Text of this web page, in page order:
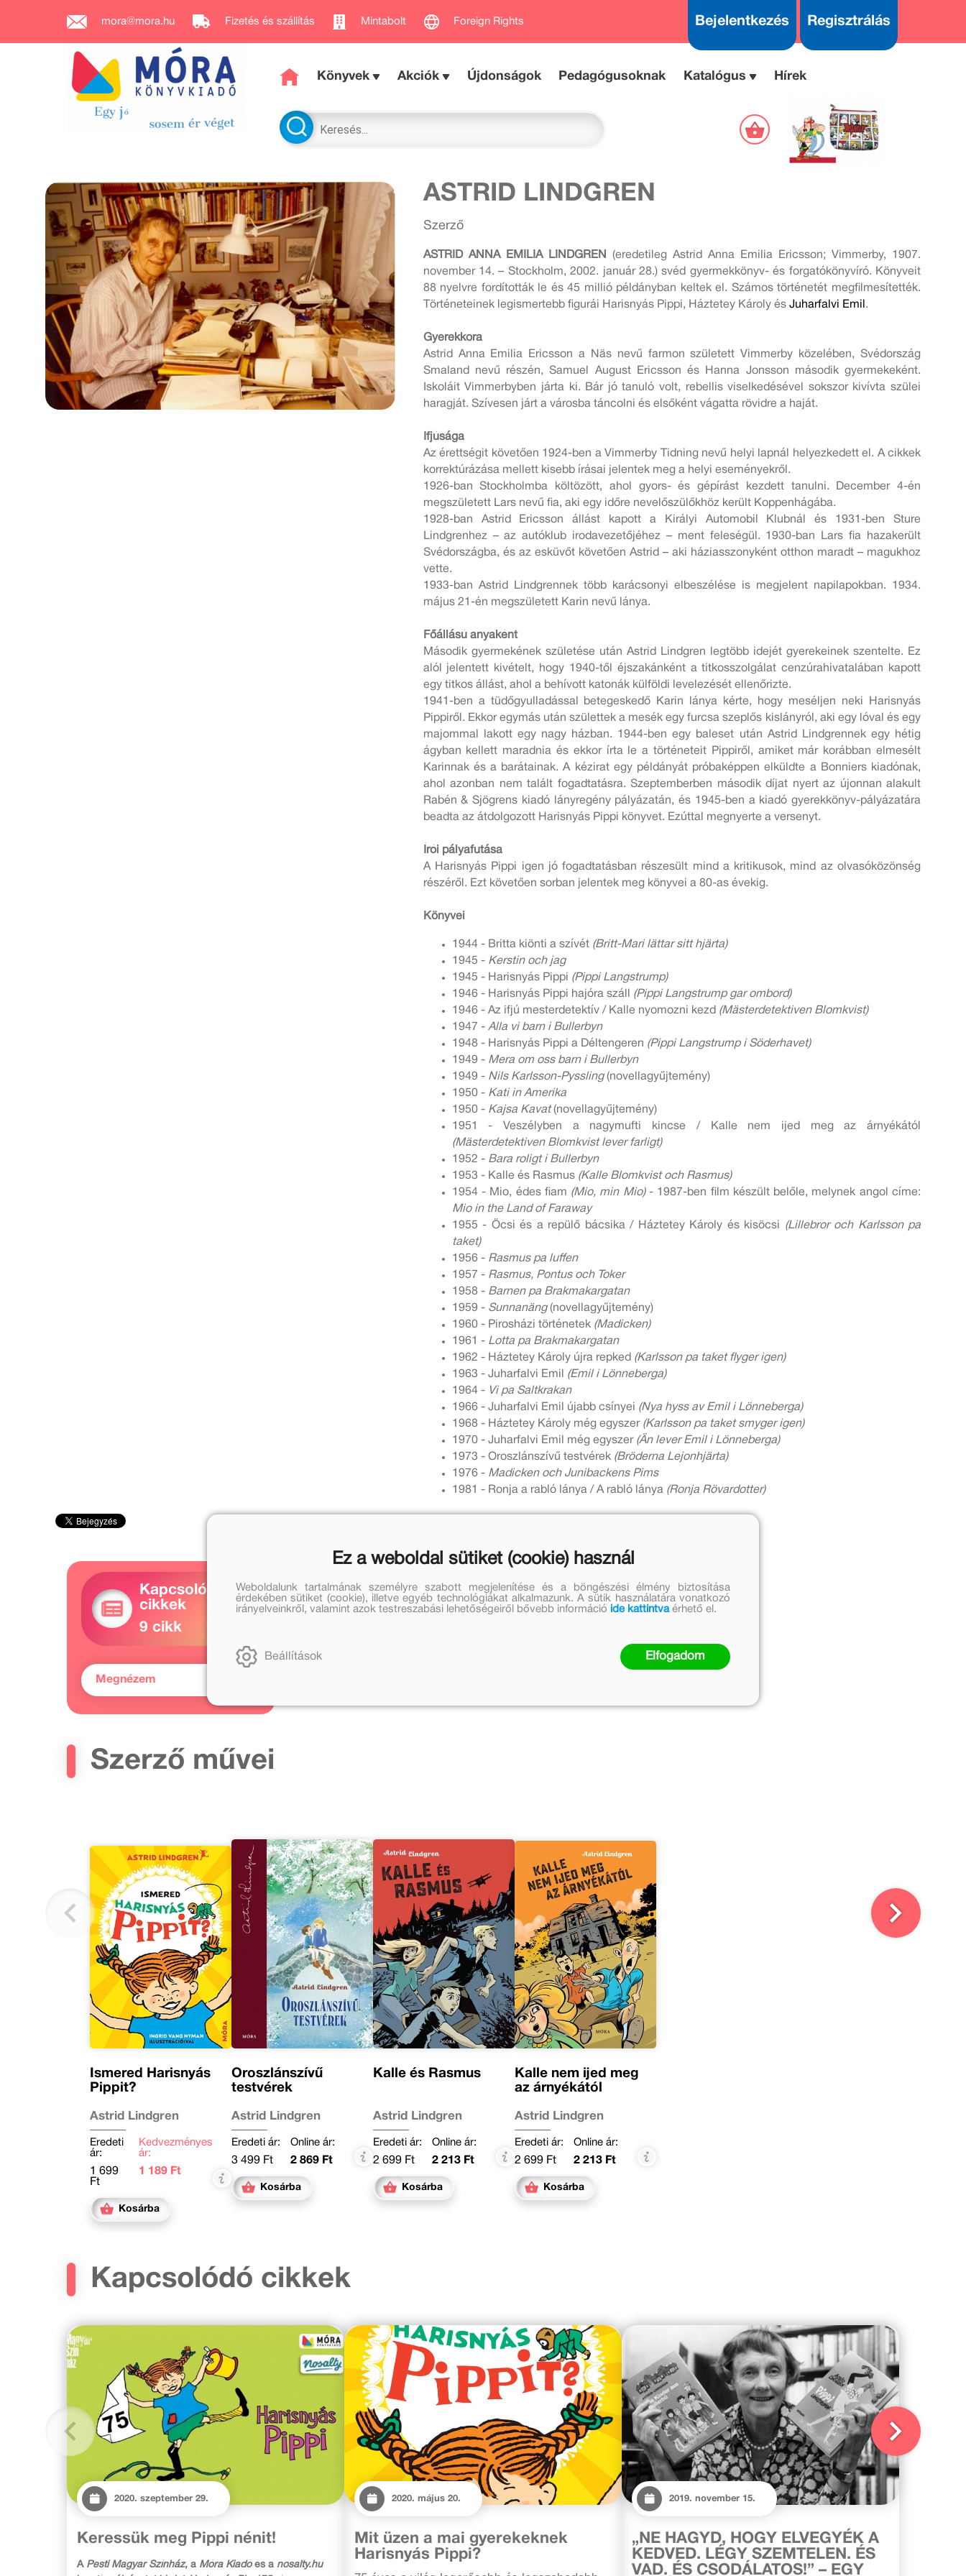
mora@mora.hu Fizetés és szállítás Mintabolt Foreign Rights Bejelentkezés Regisztrálás
Könyvek Akciók Újdonságok Pedagógusoknak Katalógus Hírek
ASTRID LINDGREN
Szerző
ASTRID ANNA EMILIA LINDGREN
(eredetileg Astrid Anna Emilia Ericsson; Vimmerby, 1907.
november 14. – Stockholm, 2002. január 28.) svéd gyermekkönyv- és forgatókönyvíró. Könyveit
88 nyelvre fordították le és 45 millió példányban keltek el. Számos történetét megfilmesítették.
Történeteinek legismertebb figurái Harisnyás Pippi, Háztetey Károly és Juharfalvi Emil .
Gyerekkora
Astrid Anna Emilia Ericsson a Näs nevű farmon született Vimmerby közelében, Svédország
Smaland nevű részén, Samuel August Ericsson és Hanna Jonsson második gyermekeként.
Iskoláit Vimmerbyben járta ki. Bár jó tanuló volt, rebellis viselkedésével sokszor kivívta szülei
haragját. Szívesen járt a városba táncolni és elsőként vágatta rövidre a haját.
Ifjúsága
Az érettségit követően 1924-ben a Vimmerby Tidning nevű helyi lapnál helyezkedett el. A cikkek
korrektúrázása mellett kisebb írásai jelentek meg a helyi eseményekről.
1926-ban Stockholmba költözött, ahol gyors- és gépírást kezdett tanulni. December 4-én
megszületett Lars nevű fia, aki egy időre nevelőszülőkhöz került Koppenhágába.
1928-ban Astrid Ericsson állást kapott a Királyi Automobil Klubnál és 1931-ben Sture
Lindgrenhez – az autóklub irodavezetőjéhez – ment feleségül. 1930-ban Lars fia hazakerült
Svédországba, és az esküvőt követően Astrid – aki háziasszonyként otthon maradt – magukhoz
vette.
1933-ban Astrid Lindgrennek több karácsonyi elbeszélése is megjelent napilapokban. 1934.
május 21-én megszületett Karin nevű lánya.
Főállású anyaként
Második gyermekének születése után Astrid Lindgren legtöbb idejét gyerekeinek szentelte. Ez
alól jelentett kivételt, hogy 1940-től éjszakánként a titkosszolgálat cenzúrahivatalában kapott
egy titkos állást, ahol a behívott katonák külföldi levelezését ellenőrizte.
1941-ben a tüdőgyulladással betegeskedő Karin lánya kérte, hogy meséljen neki Harisnyás
Pippiről. Ekkor egymás után születtek a mesék egy furcsa szeplős kislányról, aki egy lóval és egy
majommal lakott egy nagy házban. 1944-ben egy baleset után Astrid Lindgrennek egy hétig
ágyban kellett maradnia és ekkor írta le a történeteit Pippiről, amiket már korábban elmesélt
Karinnak és a barátainak. A kézirat egy példányát próbaképpen elküldte a Bonniers kiadónak,
ahol azonban nem talált fogadtatásra. Szeptemberben második díjat nyert az újonnan alakult
Rabén & Sjögrens kiadó lányregény pályázatán, és 1945-ben a kiadó gyerekkönyv-pályázatára
beadta az átdolgozott Harisnyás Pippi könyvet. Ezúttal megnyerte a versenyt.
Írói pályafutása
A Harisnyás Pippi igen jó fogadtatásban részesült mind a kritikusok, mind az olvasóközönség
részéről. Ezt követően sorban jelentek meg könyvei a 80-as évekig.
Könyvei
1944 - Britta kiönti a szívét (Britt-Mari lättar sitt hjärta)
1945 - Kerstin och jag
1945 - Harisnyás Pippi (Pippi Langstrump)
1946 - Harisnyás Pippi hajóra száll (Pippi Langstrump gar ombord)
1946 - Az ifjú mesterdetektív / Kalle nyomozni kezd (Mästerdetektiven Blomkvist)
1947 - Alla vi barn i Bullerbyn
1948 - Harisnyás Pippi a Déltengeren (Pippi Langstrump i Söderhavet)
1949 - Mera om oss barn i Bullerbyn
1949 - Nils Karlsson-Pyssling(novellagyűjtemény)
1950 - Kati in Amerika
1950 - Kajsa Kavat(novellagyűjtemény)
1951 - Veszélyben a nagymufti kincse / Kalle nem ijed meg az árnyékától
(Mästerdetektiven Blomkvist lever farligt)
1952 - Bara roligt i Bullerbyn
1953 - Kalle és Rasmus (Kalle Blomkvist och Rasmus)
1954 - Mio, édes fiam (Mio, min Mio)- 1987-ben film készült belőle, melynek angol címe:
Mio in the Land of Faraway
1955 - Öcsi és a repülő bácsika / Háztetey Károly és kisöcsi
(Lillebror och Karlsson pa
taket)
1956 - Rasmus pa luffen
1957 - Rasmus, Pontus och Toker
1958 - Barnen pa Brakmakargatan
1959 - Sunnanäng(novellagyűjtemény)
1960 - Pirosházi történetek (Madicken)
1961 - Lotta pa Brakmakargatan
1962 - Háztetey Károly újra repked (Karlsson pa taket flyger igen)
1963 - Juharfalvi Emil (Emil i Lönneberga)
1964 - Vi pa Saltkrakan
1966 - Juharfalvi Emil újabb csínyei (Nya hyss av Emil i Lönneberga)
1968 - Háztetey Károly még egyszer (Karlsson pa taket smyger igen)
1970 - Juharfalvi Emil még egyszer (Än lever Emil i Lönneberga)
1973 - Oroszlánszívű testvérek (Bröderna Lejonhjärta)
1976 - Madicken och Junibackens Pims
1981 - Ronja a rabló lánya / A rabló lánya (Ronja Rövardotter)
Kapcsolódó
cikkek
9 cikk
Megnézem
Szerző művei
Ismered Harisnyás
Pippit?
Astrid Lindgren
Eredeti
ár:
1 699
Ft
Kedvezményes
ár:
1 189 Ft
Kosárba
Oroszlánszívű
testvérek
Astrid Lindgren
Eredeti ár:
3 499 Ft
Online ár:
2 869 Ft
Kosárba
Kalle és Rasmus
Astrid Lindgren
Eredeti ár:
2 699 Ft
Online ár:
2 213 Ft
Kosárba
Kalle nem ijed meg
az árnyékától
Astrid Lindgren
Eredeti ár:
2 699 Ft
Online ár:
2 213 Ft
Kosárba
Kapcsolódó cikkek
2020. szeptember 29.
Keressük meg Pippi nénit!
A Pesti Magyar Színház, a Móra Kiadóés a nosalty.hu
2020. május 20.
Mit üzen a mai gyerekeknek
Harisnyás Pippi?
2019. november 15.
„NE HAGYD, HOGY ELVEGYÉK A
KEDVED. LÉGY SZEMTELEN. ÉS
VAD. ÉS CSODÁLATOS!” – EGY
Ez a weboldal sütiket (cookie) használ
Weboldalunk tartalmának személyre szabott megjelenítése és a böngészési élmény biztosítása
érdekében sütiket (cookie), illetve egyéb technológiákat alkalmazunk. A sütik használatára vonatkozó
irányelveinkről, valamint azok testreszabási lehetőségeiről bővebb információ ide kattintvaérhető el.
Beállítások Elfogadom